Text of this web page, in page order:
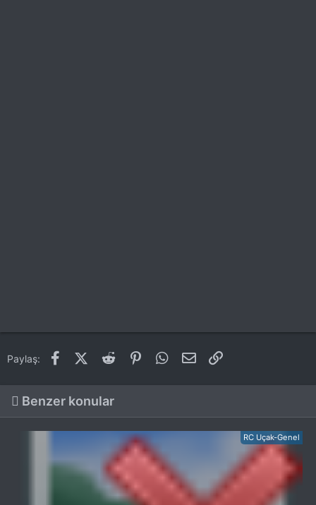
Paylaş: FacebookX (Twitter)
Reddit PinterestWhatsApp
E-posta
Benzer konular
RC Uçak-Genel